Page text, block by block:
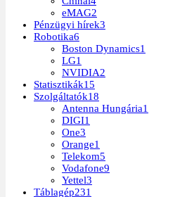
eMAG2
Pénzügyi hírek3
Robotika6
Boston Dynamics1
LG1
NVIDIA2
Statisztikák15
Szolgáltatók18
Antenna Hungária1
DIGI1
One3
Orange1
Telekom5
Vodafone9
Yettel3
Táblagép231